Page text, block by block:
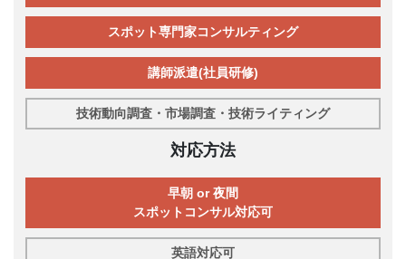
スポット専門家コンサルティング
講師派遣(社員研修)
技術動向調査・市場調査・技術ライティング
対応方法
早朝 or 夜間
スポットコンサル対応可
英語対応可